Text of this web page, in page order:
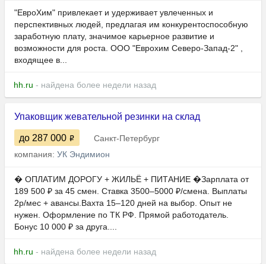
"ЕвроХим" привлекает и удерживает увлеченных и
перспективных людей, предлагая им конкурентоспособную
заработную плату, значимое карьерное развитие и
возможности для роста. ООО "Еврохим Северо-Запад-2" ,
входящее в...
hh.ru - найдена более недели назад
Упаковщик жевательной резинки на склад
до 287 000
Санкт-Петербург
компания: УК Эндимион
� ОПЛАТИМ ДОРОГУ + ЖИЛЬЁ + ПИТАНИЕ �Зарплата от
189 500 ₽ за 45 смен. Ставка 3500–5000 ₽/смена. Выплаты
2р/мес + авансы.Вахта 15–120 дней на выбор. Опыт не
нужен. Оформление по ТК РФ. Прямой работодатель.
Бонус 10 000 ₽ за друга....
hh.ru - найдена более недели назад